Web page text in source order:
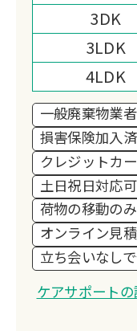
て取り組んで
また、貴金
は、お預か
かすとともに
金 として寄
す。
お客様の想い
来を支える力
そんな「つな
が、私たち
私たちが目
きに一番に
3DK
3LDK
4LDK
一般廃棄物業
損害保険加入
クレジットカ
土日祝日対応可
荷物の移動の
オンライン見
立ち会いなし
ケアサポート